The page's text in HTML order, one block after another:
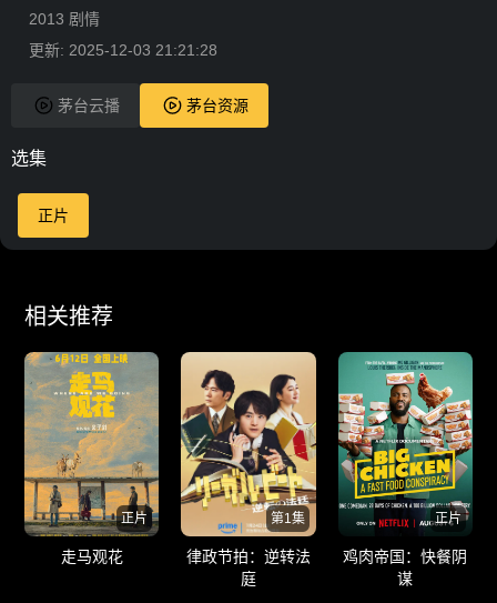
2013 剧情
更新: 2025-12-03 21:21:28
茅台云播 茅台资源
选集
正片
相关推荐
正片
走马观花
第1集
律政节拍：逆转法
庭
正片
鸡肉帝国：快餐阴
谋